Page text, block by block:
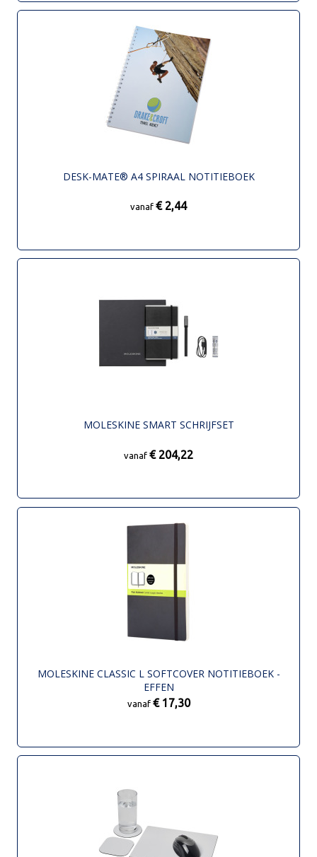
DESK-MATE® A4 SPIRAAL NOTITIEBOEK
vanaf € 2,44
MOLESKINE SMART SCHRIJFSET
vanaf € 204,22
MOLESKINE CLASSIC L SOFTCOVER NOTITIEBOEK -
EFFEN
vanaf € 17,30